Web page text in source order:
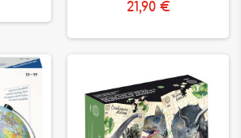
21,90 €